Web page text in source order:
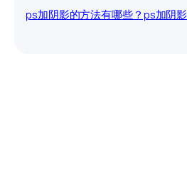
ps加阴影的方法有哪些？ps加阴